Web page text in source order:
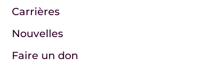
Carrières
Nouvelles
Faire un don